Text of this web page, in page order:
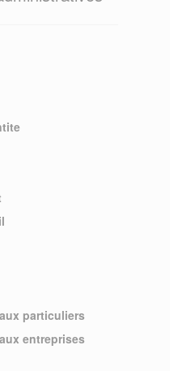
particuliers
entreprises